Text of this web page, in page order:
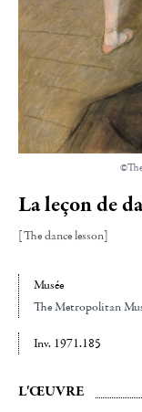
La leçon de
[The dance lesson]
Musée
The Metropolitan
Inv. 1971.185
L'ŒUVRE